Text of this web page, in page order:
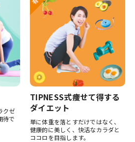
クゼ
待で
TIPNESS式痩せて得する
ダイエット
単に体重を落とすだけではなく、
健康的に美しく、快活なカラダと
ココロを目指します。